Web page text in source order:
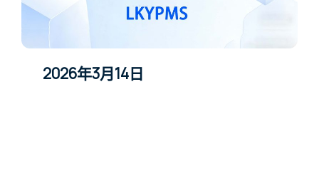
2026年3月14日